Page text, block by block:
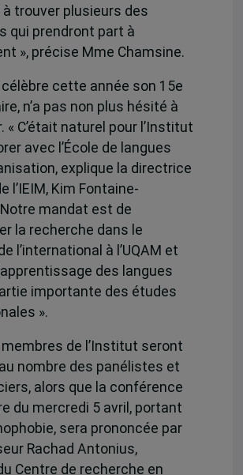
trouver plusieurs des
qui prendront part à
», précise Mme Chamsine.
célèbre cette année son 15e
n’a pas non plus hésité à
« C’était naturel pour l’Institut
avec l’École de langues
explique la directrice
l’IEIM, Kim Fontaine-
mandat est de
la recherche dans le
l’international à l’UQAM et
des langues
importante des études
».
de l’Institut seront
nombre des panélistes et
alors que la conférence
du mercredi 5 avril, portant
sera prononcée par
Rachad Antonius,
Centre de recherche en